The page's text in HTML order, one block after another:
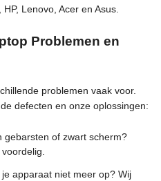
Lenovo, Acer en Asus.
Problemen en
problemen vaak voor.
defecten en onze oplossingen:
gebarsten of zwart scherm?
apparaat niet meer op? Wij